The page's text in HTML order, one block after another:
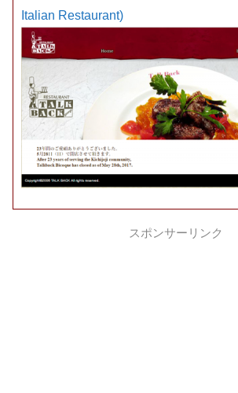
Italian Restaurant)
スポンサーリンク